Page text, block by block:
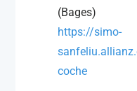
(Bages)
https://simo-
coche